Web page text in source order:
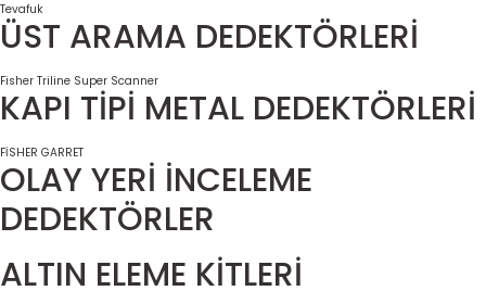
Tevafuk
ÜST ARAMA DEDEKTÖRLERİ
Fisher Triline Super Scanner
KAPI TİPİ METAL DEDEKTÖRLERİ
FİSHER GARRET
OLAY YERİ İNCELEME
DEDEKTÖRLER
ALTIN ELEME KİTLERİ